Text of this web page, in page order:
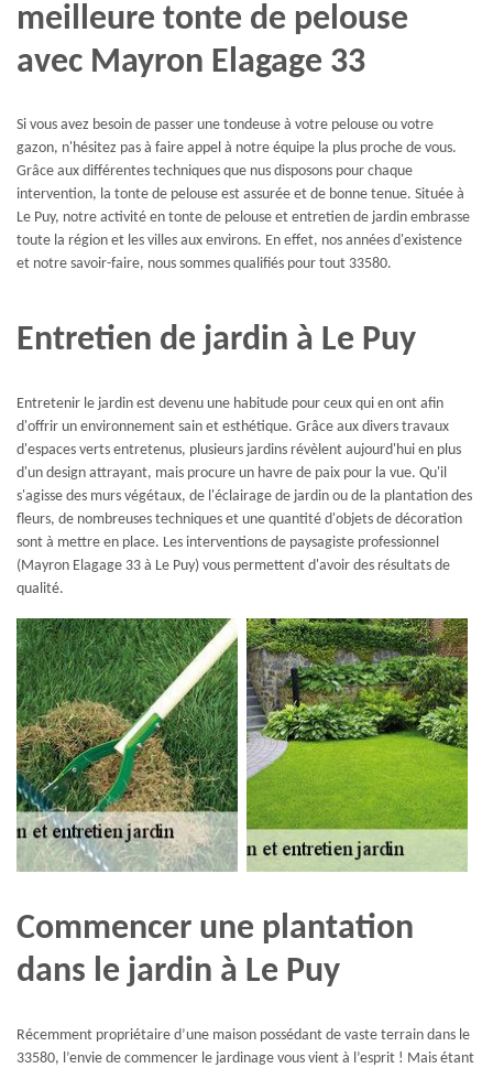
meilleure tonte de pelouse
avec Mayron Elagage 33
Si vous avez besoin de passer une tondeuse à votre pelouse ou votre
gazon, n'hésitez pas à faire appel à notre équipe la plus proche de vous.
Grâce aux différentes techniques que nus disposons pour chaque
intervention, la tonte de pelouse est assurée et de bonne tenue. Située à
Le Puy, notre activité en tonte de pelouse et entretien de jardin embrasse
toute la région et les villes aux environs. En effet, nos années d'existence
et notre savoir-faire, nous sommes qualifiés pour tout 33580.
Entretien de jardin à Le Puy
Entretenir le jardin est devenu une habitude pour ceux qui en ont afin
d'offrir un environnement sain et esthétique. Grâce aux divers travaux
d'espaces verts entretenus, plusieurs jardins révèlent aujourd'hui en plus
d'un design attrayant, mais procure un havre de paix pour la vue. Qu'il
s'agisse des murs végétaux, de l'éclairage de jardin ou de la plantation des
fleurs, de nombreuses techniques et une quantité d'objets de décoration
sont à mettre en place. Les interventions de paysagiste professionnel
(Mayron Elagage 33 à Le Puy) vous permettent d'avoir des résultats de
qualité.
Commencer une plantation
dans le jardin à Le Puy
Récemment propriétaire d’une maison possédant de vaste terrain dans le
33580, l’envie de commencer le jardinage vous vient à l’esprit ! Mais étant